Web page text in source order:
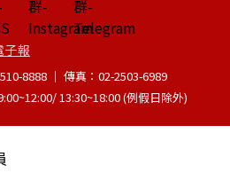
子報
8888 │ 傳真：02-2503-6989
13:30~18:00 (例假日除外)